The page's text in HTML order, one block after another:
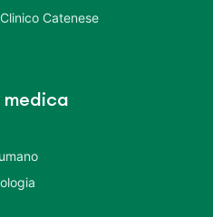
Catenese
medica